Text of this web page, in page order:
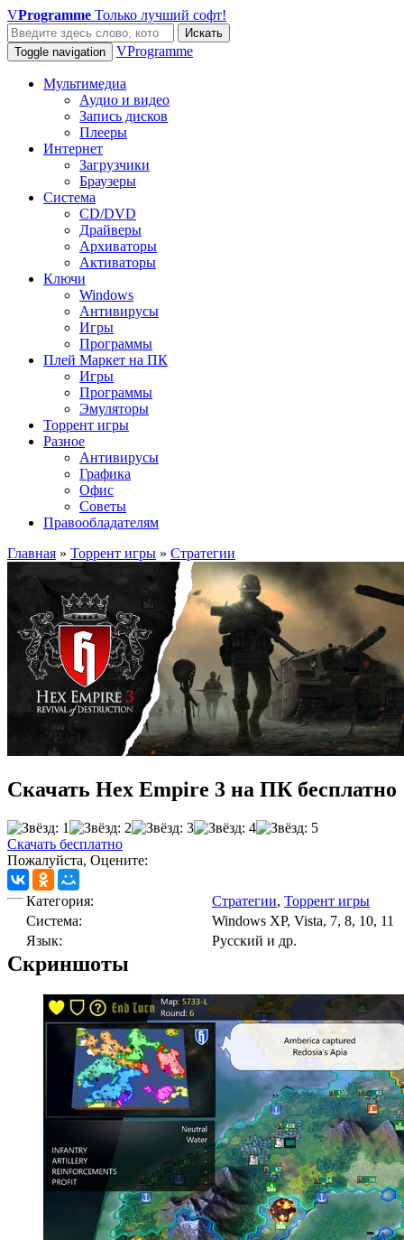
VProgramme Только лучший софт!
Искать
Toggle navigation
VProgramme
Мультимедиа
Аудио и видео
Запись дисков
Плееры
Интернет
Загрузчики
Браузеры
Система
CD/DVD
Драйверы
Архиваторы
Активаторы
Ключи
Windows
Антивирусы
Игры
Программы
Плей Маркет на ПК
Игры
Программы
Эмуляторы
Торрент игры
Разное
Антивирусы
Графика
Офис
Советы
Правообладателям
Главная » Торрент игры » Стратегии
Скачать Hex Empire 3 на ПК бесплатно
Скачать бесплатно
Пожалуйста, Оцените:
Категория: Стратегии, Торрент игры
Cистема:
Windows XP, Vista, 7, 8, 10, 11
Язык:
Русский и др.
Скриншоты